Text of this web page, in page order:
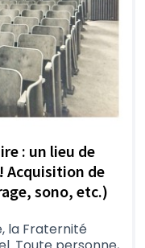
: un lieu de
Acquisition de
sono, etc.)
la Fraternité